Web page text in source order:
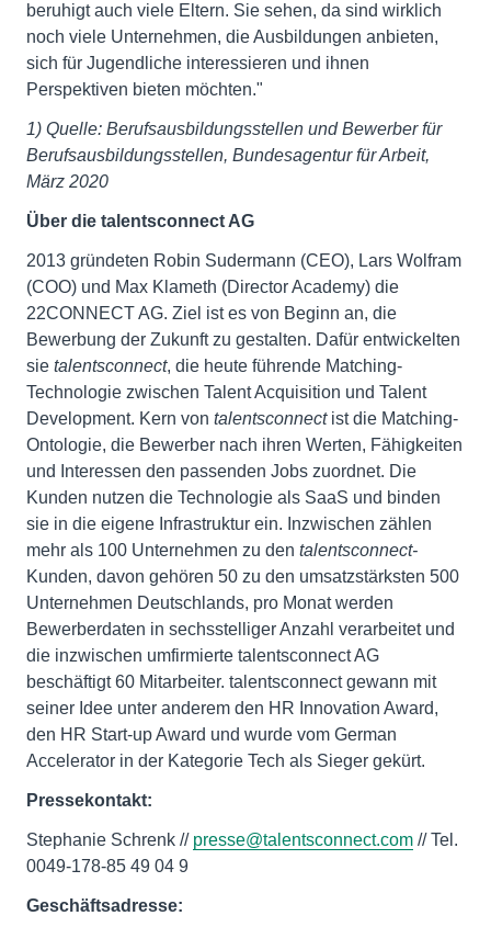
beruhigt auch viele Eltern. Sie sehen, da sind wirklich
noch viele Unternehmen, die Ausbildungen anbieten,
sich für Jugendliche interessieren und ihnen
Perspektiven bieten möchten."
1) Quelle: Berufsausbildungsstellen und Bewerber für
Berufsausbildungsstellen, Bundesagentur für Arbeit,
März 2020
Über die talentsconnect AG
2013 gründeten Robin Sudermann (CEO), Lars Wolfram
(COO) und Max Klameth (Director Academy) die
22CONNECT AG. Ziel ist es von Beginn an, die
Bewerbung der Zukunft zu gestalten. Dafür entwickelten
sie talentsconnect, die heute führende Matching-
Technologie zwischen Talent Acquisition und Talent
Development. Kern von talentsconnectist die Matching-
Ontologie, die Bewerber nach ihren Werten, Fähigkeiten
und Interessen den passenden Jobs zuordnet. Die
Kunden nutzen die Technologie als SaaS und binden
sie in die eigene Infrastruktur ein. Inzwischen zählen
mehr als 100 Unternehmen zu den talentsconnect-
Kunden, davon gehören 50 zu den umsatzstärksten 500
Unternehmen Deutschlands, pro Monat werden
Bewerberdaten in sechsstelliger Anzahl verarbeitet und
die inzwischen umfirmierte talentsconnect AG
beschäftigt 60 Mitarbeiter. talentsconnect gewann mit
seiner Idee unter anderem den HR Innovation Award,
den HR Start-up Award und wurde vom German
Accelerator in der Kategorie Tech als Sieger gekürt.
Pressekontakt:
Stephanie Schrenk // presse@talentsconnect.com // Tel.
0049-178-85 49 04 9
Geschäftsadresse: